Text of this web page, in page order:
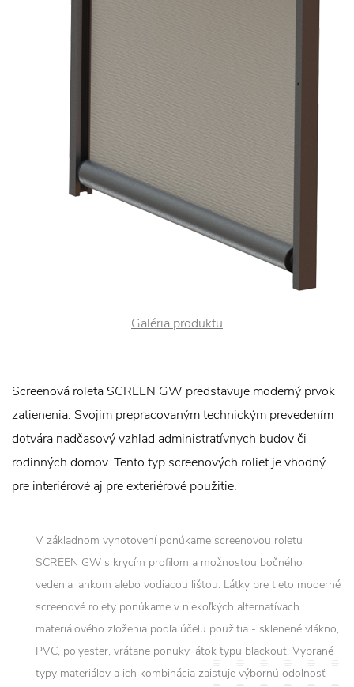
Galéria produktu
Screenová roleta SCREEN GW predstavuje moderný prvok
zatienenia. Svojim prepracovaným technickým prevedením
dotvára nadčasový vzhľad administratívnych budov či
rodinných domov. Tento typ screenových roliet je vhodný
pre interiérové aj pre exteriérové použitie.
V základnom vyhotovení ponúkame screenovou roletu
SCREEN GW s krycím profilom a možnosťou bočného
vedenia lankom alebo vodiacou lištou. Látky pre tieto moderné
screenové rolety ponúkame v niekoľkých alternatívach
materiálového zloženia podľa účelu použitia - sklenené vlákno,
PVC, polyester, vrátane ponuky látok typu blackout. Vybrané
typy materiálov a ich kombinácia zaisťuje výbornú odolnosť